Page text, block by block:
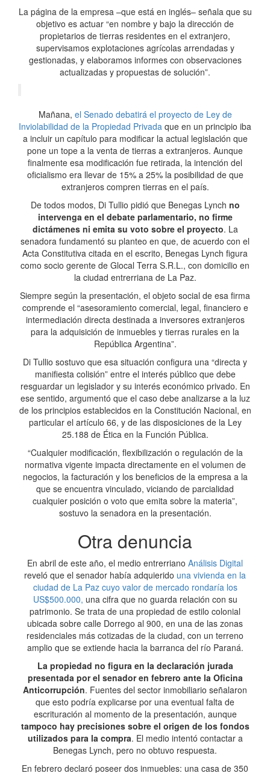
La página de la empresa –que está en inglés– señala que su
objetivo es actuar “en nombre y bajo la dirección de
propietarios de tierras residentes en el extranjero,
supervisamos explotaciones agrícolas arrendadas y
gestionadas, y elaboramos informes con observaciones
actualizadas y propuestas de solución”.
Mañana, el Senado debatirá el proyecto de Ley de
Inviolabilidad de la Propiedad Privada que en un principio iba
a incluir un capítulo para modificar la actual legislación que
pone un tope a la venta de tierras a extranjeros. Aunque
finalmente esa modificación fue retirada, la intención del
oficialismo era llevar de 15% a 25% la posibilidad de que
extranjeros compren tierras en el país.
De todos modos, Di Tullio pidió que Benegas Lynch no
intervenga en el debate parlamentario, no firme
dictámenes ni emita su voto sobre el proyecto. La
senadora fundamentó su planteo en que, de acuerdo con el
Acta Constitutiva citada en el escrito, Benegas Lynch figura
como socio gerente de Glocal Terra S.R.L., con domicilio en
la ciudad entrerriana de La Paz.
Siempre según la presentación, el objeto social de esa firma
comprende el “asesoramiento comercial, legal, financiero e
intermediación directa destinada a inversores extranjeros
para la adquisición de inmuebles y tierras rurales en la
República Argentina”.
Di Tullio sostuvo que esa situación configura una “directa y
manifiesta colisión” entre el interés público que debe
resguardar un legislador y su interés económico privado. En
ese sentido, argumentó que el caso debe analizarse a la luz
de los principios establecidos en la Constitución Nacional, en
particular el artículo 66, y de las disposiciones de la Ley
25.188 de Ética en la Función Pública.
“Cualquier modificación, flexibilización o regulación de la
normativa vigente impacta directamente en el volumen de
negocios, la facturación y los beneficios de la empresa a la
que se encuentra vinculado, viciando de parcialidad
cualquier posición o voto que emita sobre la materia”,
sostuvo la senadora en la presentación.
Otra denuncia
En abril de este año, el medio entrerriano Análisis Digital
reveló que el senador había adquierido una vivienda en la
ciudad de La Paz cuyo valor de mercado rondaría los
US$500.000, una cifra que no guarda relación con su
patrimonio. Se trata de una propiedad de estilo colonial
ubicada sobre calle Dorrego al 900, en una de las zonas
residenciales más cotizadas de la ciudad, con un terreno
amplio que se extiende hacia la barranca del río Paraná.
La propiedad no figura en la declaración jurada
presentada por el senador en febrero ante la Oficina
Anticorrupción. Fuentes del sector inmobiliario señalaron
que esto podría explicarse por una eventual falta de
escrituración al momento de la presentación, aunque
tampoco hay precisiones sobre el origen de los fondos
utilizados para la compra. El medio intentó contactar a
Benegas Lynch, pero no obtuvo respuesta.
En febrero declaró poseer dos inmuebles: una casa de 350